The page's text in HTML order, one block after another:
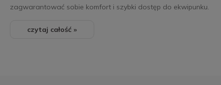
zagwarantować sobie komfort i szybki dostęp do ekwipunku.
czytaj całość »